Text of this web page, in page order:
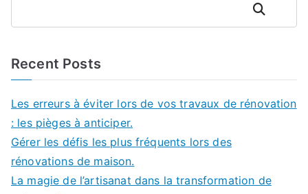
Rechercher
Recent Posts
Les erreurs à éviter lors de vos travaux de rénovation
: les pièges à anticiper.
Gérer les défis les plus fréquents lors des
rénovations de maison.
La magie de l’artisanat dans la transformation de